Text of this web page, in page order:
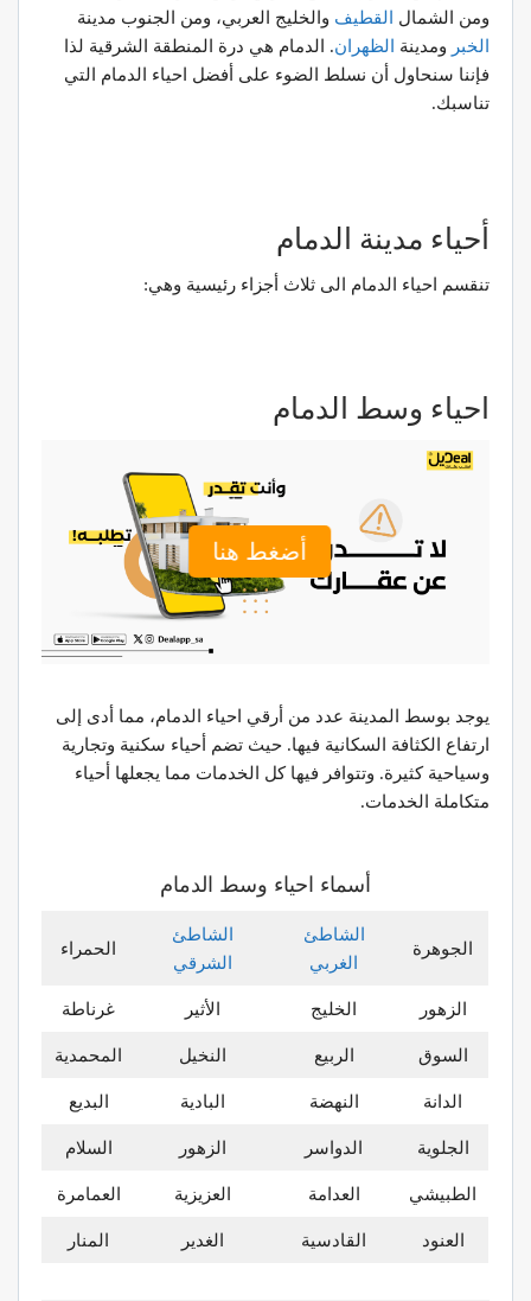
ومن الشمال
القطيف والخليج العربي، ومن الجنوب مدينة
الخبر ومدينة الظهران. الدمام هي درة المنطقة الشرقية لذا
فإننا سنحاول أن نسلط الضوء على أفضل احياء الدمام التي
تناسبك.
أحياء مدينة الدمام
تنقسم احياء الدمام الى ثلاث أجزاء رئيسية وهي:
احياء وسط الدمام
أضغط هنا
يوجد بوسط المدينة عدد من أرقي احياء الدمام، مما أدى إلى
ارتفاع الكثافة السكانية فيها. حيث تضم أحياء سكنية وتجارية
وسياحية كثيرة. وتتوافر فيها كل الخدمات مما يجعلها أحياء
متكاملة الخدمات.
أسماء احياء وسط الدمام
الجوهرة
الشاطئ
الغربي
الشاطئ
الشرقي
الحمراء
الزهور الخليج الأثير غرناطة
السوق الربيع النخيل المحمدية
الدانة النهضة البادية البديع
الجلوية الدواسر الزهور السلام
الطبيشي العدامة العزيزية العمامرة
العنود القادسية الغدير المنار